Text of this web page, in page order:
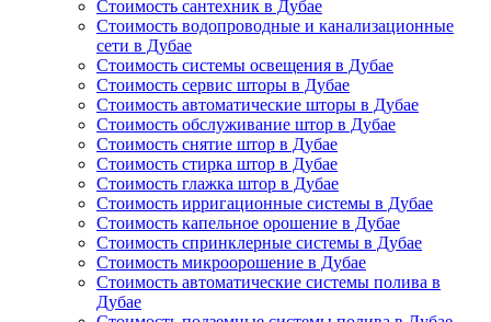
Стоимость сантехник в Дубае
Стоимость водопроводные и канализационные
сети в Дубае
Стоимость системы освещения в Дубае
Стоимость сервис шторы в Дубае
Стоимость автоматические шторы в Дубае
Стоимость обслуживание штор в Дубае
Стоимость снятие штор в Дубае
Стоимость стирка штор в Дубае
Стоимость глажка штор в Дубае
Стоимость ирригационные системы в Дубае
Стоимость капельное орошение в Дубае
Стоимость спринклерные системы в Дубае
Стоимость микроорошение в Дубае
Стоимость автоматические системы полива в
Дубае